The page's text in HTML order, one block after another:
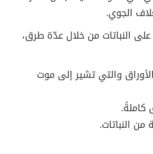
الجوي.
على النباتات من خلال عدّة طرق،
والتي تشير إلى موت
كاملةً.
النباتات.